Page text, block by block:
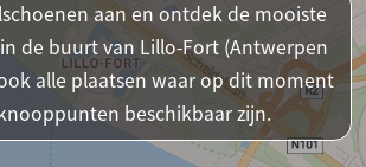
aan en ontdek de mooiste
de buurt van Lillo-Fort (Antwerpen
alle plaatsen waar op dit moment
beschikbaar zijn.